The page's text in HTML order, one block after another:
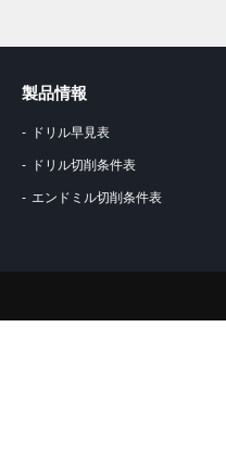
製品情報
ドリル早見表
ドリル切削条件表
エンドミル切削条件表